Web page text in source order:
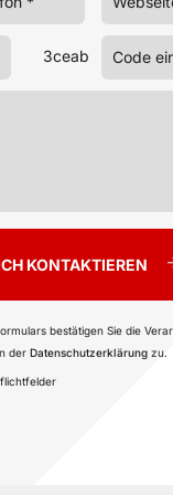
3ceab
KONTAKTIEREN
bestätigen Sie die
der Datenschutzerklärung zu.